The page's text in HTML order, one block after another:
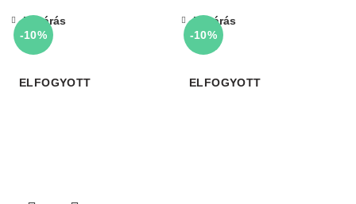
-10%
ELFOGYOTT
Bezárás
-10%
ELFOGYOTT
Bezárás